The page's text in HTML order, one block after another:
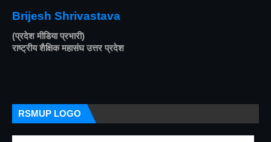
Brijesh Shrivastava
(प्रदेश मीडिया प्रभारी)
राष्ट्रीय शैक्षिक महासंघ उत्तर प्रदेश
RSMUP LOGO